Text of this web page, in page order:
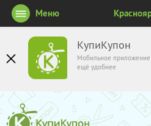
КупиКупон
Мобильное приложение
ещё удобнее
Меню